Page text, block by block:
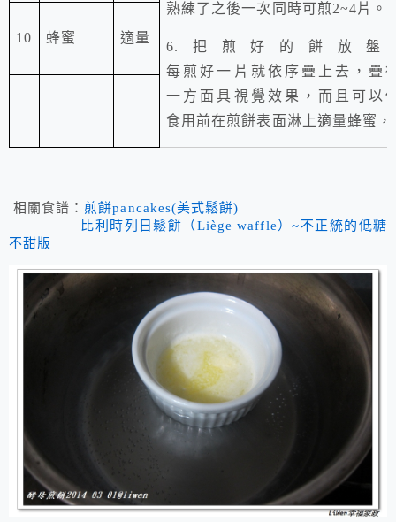
熟練了之後一次同時可煎2~4片。
6.
把煎好的餅放盤
每煎好一片就依序疊上去，疊
一方面具視覺效果，而且可以
食用前在煎餅表面淋上適量蜂蜜
10 蜂蜜 適量
相關食譜：煎餅pancakes(美式鬆餅)
比利時列日鬆餅（Liège waffle）~不正統的低糖
不甜版